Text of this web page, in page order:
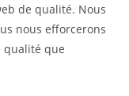
de qualité. Nous
nous efforcerons
qualité que